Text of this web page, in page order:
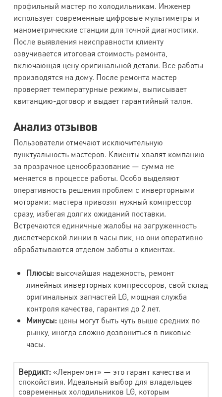
профильный мастер по холодильникам. Инженер
использует современные цифровые мультиметры и
манометрические станции для точной диагностики.
После выявления неисправности клиенту
озвучивается итоговая стоимость ремонта,
включающая цену оригинальной детали. Все работы
производятся на дому. После ремонта мастер
проверяет температурные режимы, выписывает
квитанцию-договор и выдает гарантийный талон.
Анализ отзывов
Пользователи отмечают исключительную
пунктуальность мастеров. Клиенты хвалят компанию
за прозрачное ценообразование — сумма не
меняется в процессе работы. Особо выделяют
оперативность решения проблем с инверторными
моторами: мастера привозят нужный компрессор
сразу, избегая долгих ожиданий поставки.
Встречаются единичные жалобы на загруженность
диспетчерской линии в часы пик, но они оперативно
обрабатываются отделом заботы о клиентах.
Плюсы: высочайшая надежность, ремонт
линейных инверторных компрессоров, свой склад
оригинальных запчастей LG, мощная служба
контроля качества, гарантия до 2 лет.
Минусы: цены могут быть чуть выше средних по
рынку, иногда сложно дозвониться в пиковые
часы.
Вердикт: «Ленремонт» — это гарант качества и
спокойствия. Идеальный выбор для владельцев
современных холодильников LG, которым